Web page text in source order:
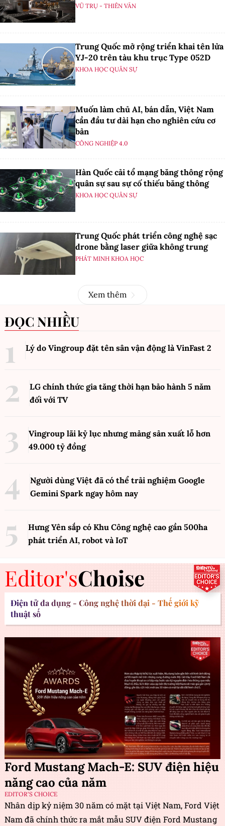
VŨ TRỤ - THIÊN VĂN
Trung Quốc mở rộng triển khai tên lửa
YJ-20 trên tàu khu trục Type 052D
KHOA HỌC QUÂN SỰ
Muốn làm chủ AI, bán dẫn, Việt Nam
cần đầu tư dài hạn cho nghiên cứu cơ
bản
CÔNG NGHIỆP 4.0
Hàn Quốc cải tổ mạng băng thông rộng
quân sự sau sự cố thiếu băng thông
KHOA HỌC QUÂN SỰ
Trung Quốc phát triển công nghệ sạc
drone bằng laser giữa không trung
PHÁT MINH KHOA HỌC
Xem thêm
ĐỌC NHIỀU
Lý do Vingroup đặt tên sân vận động là VinFast 2
LG chính thức gia tăng thời hạn bảo hành 5 năm
đối với TV
Vingroup lãi kỷ lục nhưng mảng sản xuất lỗ hơn
49.000 tỷ đồng
Người dùng Việt đã có thể trải nghiệm Google
Gemini Spark ngay hôm nay
Hưng Yên sắp có Khu Công nghệ cao gần 500ha
phát triển AI, robot và IoT
Editor'sChoise
Điện tử đa dụng - Công nghệ thời đại - Thế giới kỹ
thuật số
Ford Mustang Mach-E: SUV điện hiệu
năng cao của năm
EDITOR'S CHOICE
Nhân dịp kỷ niệm 30 năm có mặt tại Việt Nam, Ford Việt
Nam đã chính thức ra mắt mẫu SUV điện Ford Mustang